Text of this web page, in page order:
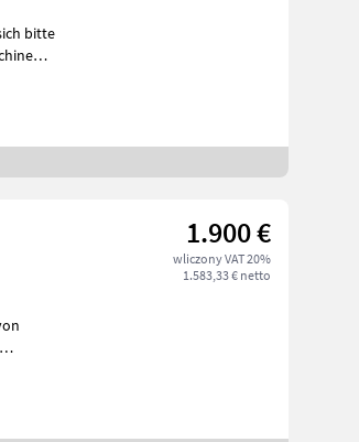
1.900 €
wliczony VAT 20%
1.583,33 € netto